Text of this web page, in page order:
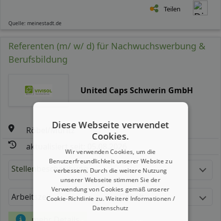
Teilen
Quelle: meinestadt.de
Referenten (m/ w/ d) für Nachwuchswerbung &
Berufsbildung
United Caps Schwerin GmbH
Röbel/Müritz
aktualisiert seit: 05.08.2026
Stellenbeschreibung:
Arbeitszeit Gehalt
Diese Webseite verwendet
Cookies.
Wir verwenden Cookies, um die
Benutzerfreundlichkeit unserer Website zu
verbessern. Durch die weitere Nutzung
unserer Webseite stimmen Sie der
Verwendung von Cookies gemäß unserer
Cookie-Richtlinie zu.Weitere Informationen /
Datenschutz